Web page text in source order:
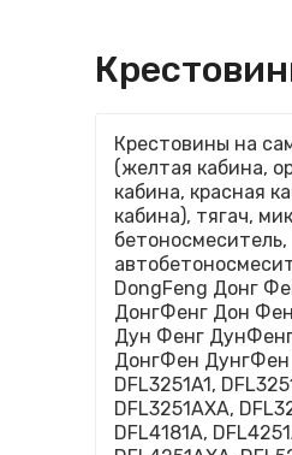
Крестовины на
(желтая кабина,
кабина, красная
кабина), тягач,
бетоносмеситель,
DongFeng Донг
ДонгФенг Дон
Дун Фенг
ДонгФен ДунгФен
DFL3251A1,
DFL3251AXA,
DFL4181A,